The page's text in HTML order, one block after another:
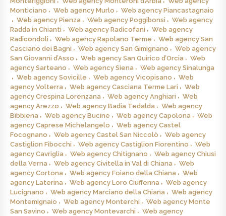
Monticiano
Web agency Murlo
Web agency Piancastagnaio
Web agency Pienza
Web agency Poggibonsi
Web agency
Radda in Chianti
Web agency Radicofani
Web agency
Radicondoli
Web agency Rapolano Terme
Web agency San
Casciano dei Bagni
Web agency San Gimignano
Web agency
San Giovanni d’Asso
Web agency San Quirico d’Orcia
Web
agency Sarteano
Web agency Siena
Web agency Sinalunga
Web agency Sovicille
Web agency Vicopisano
Web
agency Volterra
Web agency Casciana Terme Lari
Web
agency Crespina Lorenzana
Web agency Anghiari
Web
agency Arezzo
Web agency Badia Tedalda
Web agency
Bibbiena
Web agency Bucine Web agency Capolona
Web
agency Caprese Michelangelo
Web agency Castel
Focognano
Web agency Castel San Niccolò
Web agency
Castiglion Fibocchi
Web agency Castiglion Fiorentino
Web
agency Cavriglia
Web agency Chitignano
Web agency Chiusi
della Verna
Web agency Civitella in Val di Chiana
Web
agency Cortona
Web agency Foiano della Chiana
Web
agency Laterina
Web agency Loro Ciuffenna
Web agency
Lucignano
Web agency Marciano della Chiana
Web agency
Montemignaio
Web agency Monterchi
Web agency Monte
San Savino
Web agency Montevarchi
Web agency